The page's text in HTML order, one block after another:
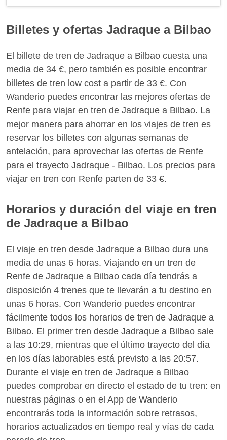
Billetes y ofertas Jadraque a Bilbao
El billete de tren de Jadraque a Bilbao cuesta una
media de 34 €, pero también es posible encontrar
billetes de tren low cost a partir de 33 €. Con
Wanderio puedes encontrar las mejores ofertas de
Renfe para viajar en tren de Jadraque a Bilbao. La
mejor manera para ahorrar en los viajes de tren es
reservar los billetes con algunas semanas de
antelación, para aprovechar las ofertas de Renfe
para el trayecto Jadraque - Bilbao. Los precios para
viajar en tren con Renfe parten de 33 €.
Horarios y duración del viaje en tren
de Jadraque a Bilbao
El viaje en tren desde Jadraque a Bilbao dura una
media de unas 6 horas. Viajando en un tren de
Renfe de Jadraque a Bilbao cada día tendrás a
disposición 4 trenes que te llevarán a tu destino en
unas 6 horas. Con Wanderio puedes encontrar
fácilmente todos los horarios de tren de Jadraque a
Bilbao. El primer tren desde Jadraque a Bilbao sale
a las 10:29, mientras que el último trayecto del día
en los días laborables está previsto a las 20:57.
Durante el viaje en tren de Jadraque a Bilbao
puedes comprobar en directo el estado de tu tren: en
nuestras páginas o en el App de Wanderio
encontrarás toda la información sobre retrasos,
horarios actualizados en tiempo real y vías de cada